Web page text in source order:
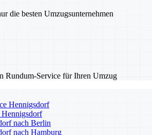
die besten Umzugsunternehmen
Rundum-Service für Ihren Umzug
Hennigsdorf
Hennigsdorf
nach Berlin
nach Hamburg